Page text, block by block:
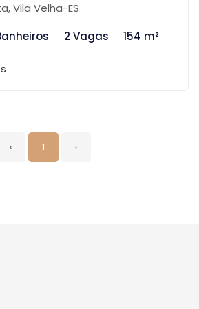
Vila Velha-ES
2 Vagas 154 m²
‹ 1 ›